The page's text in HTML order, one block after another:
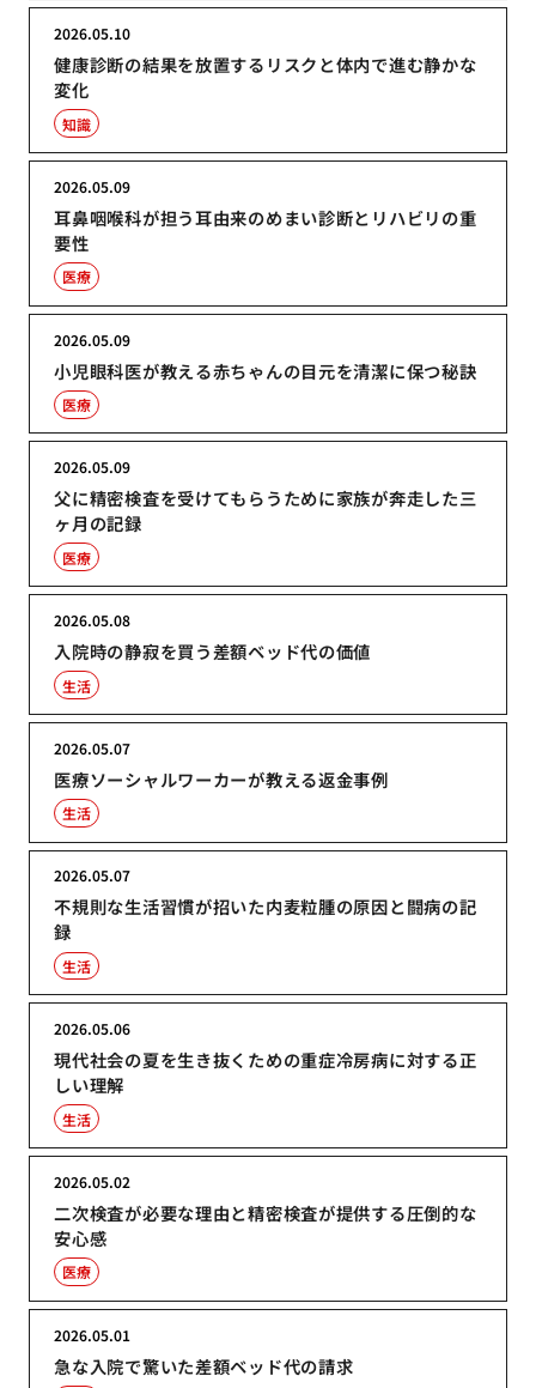
健康診断の結果を放置するリスクと体内で進む静かな
変化
2026.05.10
知識
耳鼻咽喉科が担う耳由来のめまい診断とリハビリの重
要性
2026.05.09
医療
小児眼科医が教える赤ちゃんの目元を清潔に保つ秘訣
2026.05.09
医療
父に精密検査を受けてもらうために家族が奔走した三
ヶ月の記録
2026.05.09
医療
入院時の静寂を買う差額ベッド代の価値
2026.05.08
生活
医療ソーシャルワーカーが教える返金事例
2026.05.07
生活
不規則な生活習慣が招いた内麦粒腫の原因と闘病の記
録
2026.05.07
生活
現代社会の夏を生き抜くための重症冷房病に対する正
しい理解
2026.05.06
生活
二次検査が必要な理由と精密検査が提供する圧倒的な
安心感
2026.05.02
医療
急な入院で驚いた差額ベッド代の請求
2026.05.01